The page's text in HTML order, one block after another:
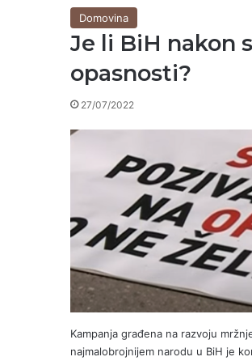
Domovina
Je li BiH nakon
opasnosti?
27/07/2022
Kampanja građena na razvoju
najmalobrojnijem narodu u BiH je